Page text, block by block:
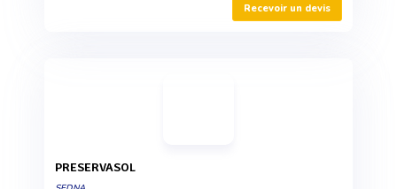
Recevoir un devis
PRESERVASOL